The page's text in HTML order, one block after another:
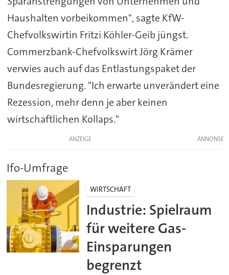
Haushalten vorbeikommen", sagte KfW-
Chefvolkswirtin Fritzi Köhler-Geib jüngst.
Commerzbank-Chefvolkswirt Jörg Krämer
verwies auch auf das Entlastungspaket der
Bundesregierung. "Ich erwarte unverändert eine
Rezession, mehr denn je aber keinen
wirtschaftlichen Kollaps."
ANZEIGE
Ifo-Umfrage
WIRTSCHAFT
Industrie: Spielraum
für weitere Gas-
Einsparungen
begrenzt